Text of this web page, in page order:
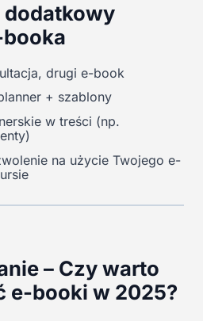
dodatkowy
drugi e-book
+ szablony
w treści (np.
na użycie Twojego e-
– Czy warto
e-booki w 2025?